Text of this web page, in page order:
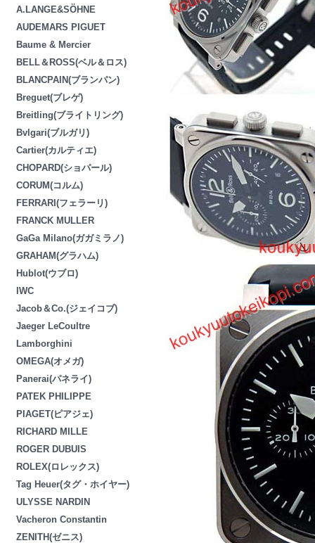
A.LANGE&SÖHNE
AUDEMARS PIGUET
Baume & Mercier
BELL＆ROSS(ベル＆ロス)
BLANCPAIN(ブランパン)
Breguet(ブレゲ)
Breitling(ブライトリング)
Bvlgari(ブルガリ)
Cartier(カルティエ)
CHOPARD(ショパール)
CORUM(コルム)
FERRARI(フェラーリ)
FRANCK MULLER
GaGa Milano(ガガミラノ)
GRAHAM(グラハム)
Hublot(ウブロ)
IWC
Jacob＆Co.(ジェイコブ)
Jaeger LeCoultre
Lamborghini
OMEGA(オメガ)
Panerai(パネライ)
PATEK PHILIPPE
PIAGET(ピアジェ)
RICHARD MILLE
ROGER DUBUIS
ROLEX(ロレックス)
Tag Heuer(タグ・ホイヤー)
ULYSSE NARDIN
Vacheron Constantin
ZENITH(ゼニス)